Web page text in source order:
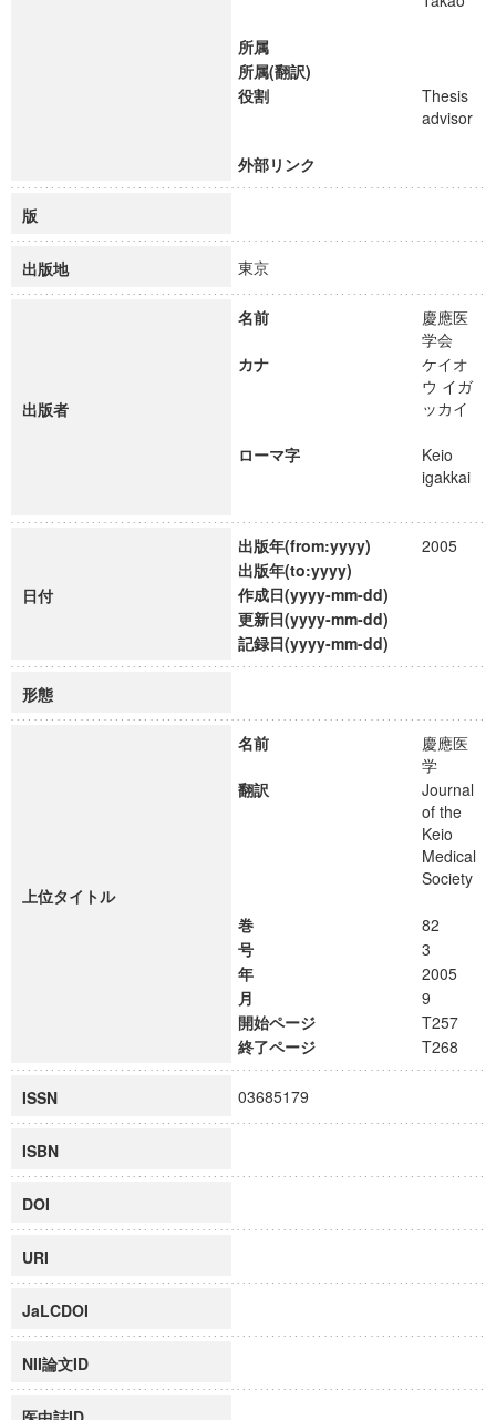
所属
所属(翻訳)
役割
Thesis
advisor
外部リンク
版
出版地 東京
出版者
名前
慶應医
学会
カナ
ケイオ
ウ イガ
ッカイ
ローマ字
Keio
igakkai
日付
出版年(from:yyyy)
2005
出版年(to:yyyy)
作成日(yyyy-mm-dd)
更新日(yyyy-mm-dd)
記録日(yyyy-mm-dd)
形態
上位タイトル
名前
慶應医
学
翻訳
Journal
of the
Keio
Medical
Society
巻
82
号
3
年
2005
月
9
開始ページ
T257
終了ページ
T268
ISSN 03685179
ISBN
DOI
URI
JaLCDOI
NII論文ID